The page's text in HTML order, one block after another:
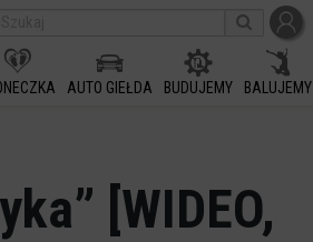
AUTO GIEŁDA BUDUJEMY BALUJEMY
[WIDEO,